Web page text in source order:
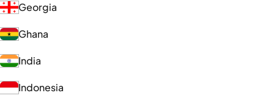
Georgia
Ghana
India
Indonesia